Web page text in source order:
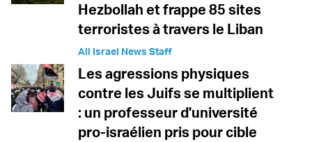
Hezbollah et frappe 85 sites
terroristes à travers le Liban
All Israel News Staff
Les agressions physiques
contre les Juifs se multiplient
: un professeur d'université
pro-israélien pris pour cible